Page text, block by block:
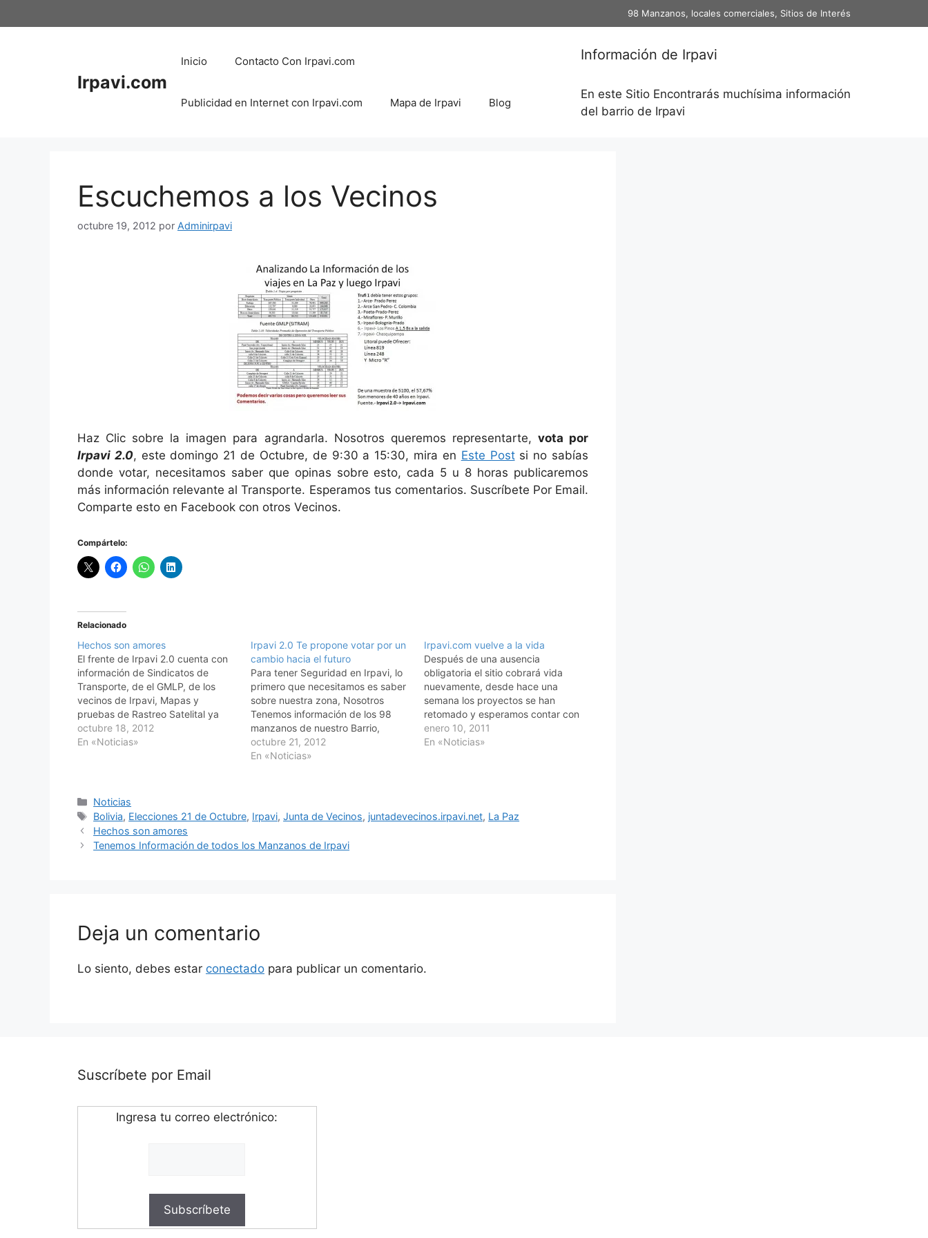
al
98 Manzanos, locales comerciales, Sitios de Interés
Irpavi.com
Inicio Contacto Con Irpavi.com
Publicidad en Internet con Irpavi.com Mapa de Irpavi Blog
Información de Irpavi
En este Sitio Encontrarás muchísima información
del barrio de Irpavi
Escuchemos a los Vecinos
octubre 19, 2012 por Adminirpavi
Haz Clic sobre la imagen para agrandarla. Nosotros queremos representarte, vota por
Irpavi 2.0, este domingo 21 de Octubre, de 9:30 a 15:30, mira en Este Postsi no sabías
donde votar, necesitamos saber que opinas sobre esto, cada 5 u 8 horas publicaremos
más información relevante al Transporte. Esperamos tus comentarios. Suscríbete Por Email.
Comparte esto en Facebook con otros Vecinos.
Compártelo:
Relacionado
Hechos son amores
El frente de Irpavi 2.0 cuenta con
información de Sindicatos de
Transporte, de el GMLP, de los
vecinos de Irpavi, Mapas y
pruebas de Rastreo Satelital ya
efectivas para el proyecto. Lo que
necesita es un Voto tuyo el día de
octubre 18, 2012
En «Noticias»
Irpavi 2.0 Te propone votar por un
cambio hacia el futuro
Para tener Seguridad en Irpavi, lo
primero que necesitamos es saber
sobre nuestra zona, Nosotros
Tenemos información de los 98
manzanos de nuestro Barrio,
contamos con información muy
Importante para compartir a la
de Cómputo en…
octubre 21, 2012
En «Noticias»
Irpavi.com vuelve a la vida
Después de una ausencia
obligatoria el sitio cobrará vida
nuevamente, desde hace una
semana los proyectos se han
retomado y esperamos contar con
el apoyo de quienes se han
suscrito además de los vecinos.
enero 10, 2011
En «Noticias»
Categorías
Noticias
Etiquetas
Bolivia, Elecciones 21 de Octubre, Irpavi,Junta de Vecinos, juntadevecinos.irpavi.net, La Paz
Hechos son amores
Tenemos Información de todos los Manzanos de Irpavi
Deja un comentario
Lo siento, debes estar conectado para publicar un comentario.
Suscríbete por Email
Ingresa tu correo electrónico: